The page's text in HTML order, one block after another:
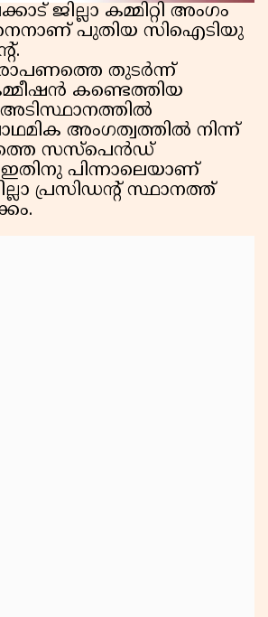
ജില്ലാ കമ്മിറ്റി അംഗം
പുതിയ സിഐടിയു
തുടർന്ന്
കണ്ടെത്തിയ
അംഗത്വത്തിൽ നിന്ന്
സസ്പെൻഡ്
പിന്നാലെയാണ്
പ്രസിഡന്റ് സ്ഥാനത്ത്